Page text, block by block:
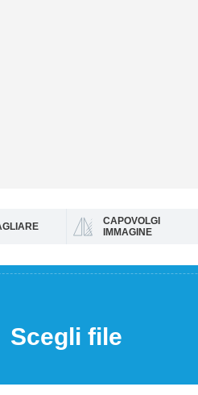
CAPOVOLGI
IMMAGINE
Scegli file